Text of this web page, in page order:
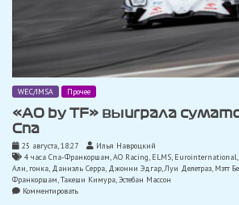
WEC/IMSA Прочее
«AO by TF» выиграла
Спа
25 августа, 18:27
Илья Навроцкий
4 часа Спа-Франкоршам,AO Racing, ELMS, Eurointernational,
Али, гонка, Даниэль Серра, Джонни Эдгар,Луи Делетраз, Мэтт
Франкоршам,Такеши Кимура,Эстебан Массон
Комментироватьon